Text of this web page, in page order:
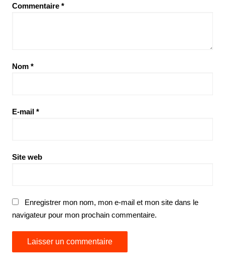
Commentaire *
Nom *
E-mail *
Site web
Enregistrer mon nom, mon e-mail et mon site dans le
navigateur pour mon prochain commentaire.